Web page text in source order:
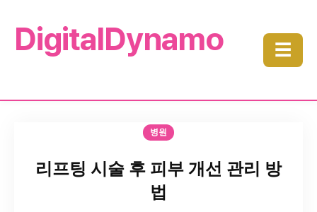
DigitalDynamo ☰
병원
리프팅 시술 후 피부 개선 관리 방
법